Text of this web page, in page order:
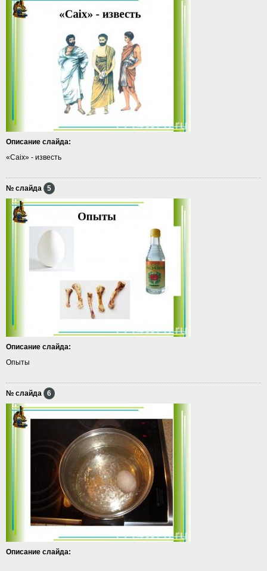
Описание слайда:
«Саiх» - известь
№ слайда 5
Описание слайда:
Опыты
№ слайда 6
Описание слайда: